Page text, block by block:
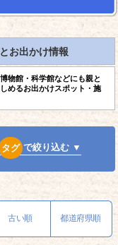
お出かけ情報
物館・科学館などにも親と
めるお出かけスポット・施
タグ で絞り込む ▼
古い順 都道府県順